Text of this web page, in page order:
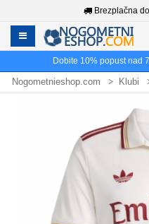
Brezplačna
Dobite 10% popust nad
Nogometnieshop.com Klubi